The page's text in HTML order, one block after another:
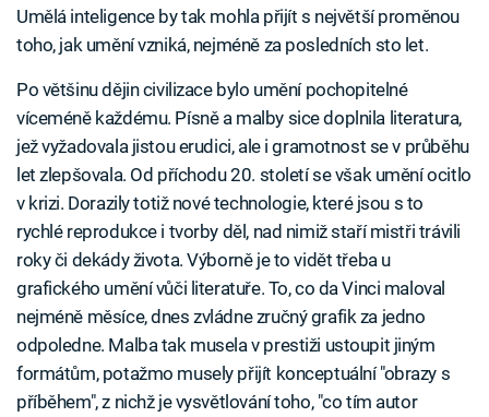
Umělá inteligence by tak mohla přijít s největší proměnou
toho, jak umění vzniká, nejméně za posledních sto let.
Po většinu dějin civilizace bylo umění pochopitelné
víceméně každému. Písně a malby sice doplnila literatura,
jež vyžadovala jistou erudici, ale i gramotnost se v průběhu
let zlepšovala. Od příchodu 20. století se však umění ocitlo
v krizi. Dorazily totiž nové technologie, které jsou s to
rychlé reprodukce i tvorby děl, nad nimiž staří mistři trávili
roky či dekády života. Výborně je to vidět třeba u
grafického umění vůči literatuře. To, co da Vinci maloval
nejméně měsíce, dnes zvládne zručný grafik za jedno
odpoledne. Malba tak musela v prestiži ustoupit jiným
formátům, potažmo musely přijít konceptuální "obrazy s
příběhem", z nichž je vysvětlování toho, "co tím autor